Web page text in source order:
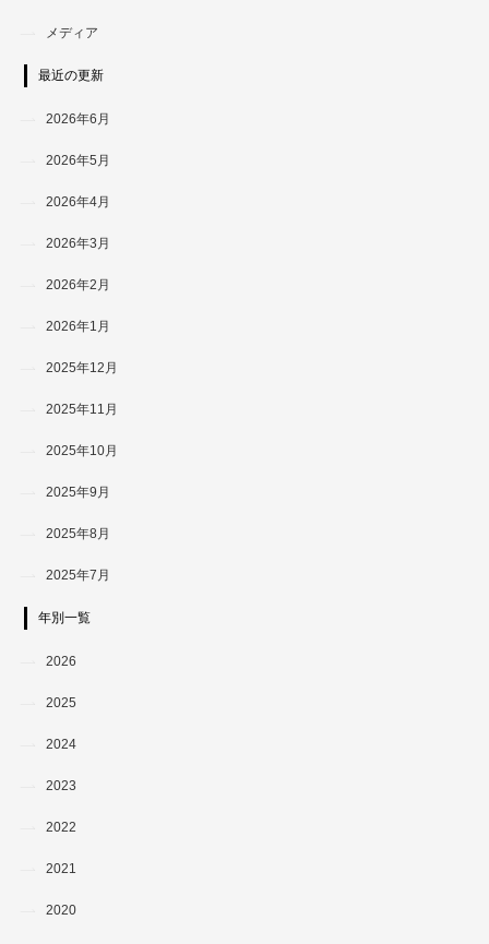
メディア
最近の更新
2026年6月
2026年5月
2026年4月
2026年3月
2026年2月
2026年1月
2025年12月
2025年11月
2025年10月
2025年9月
2025年8月
2025年7月
年別一覧
2026
2025
2024
2023
2022
2021
2020